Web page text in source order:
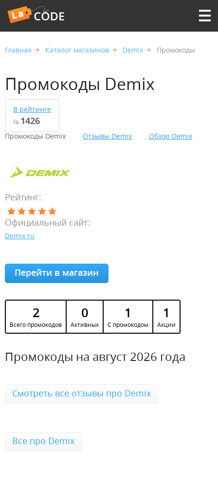
Главная Каталог магазинов Demix Промокоды
Промокоды Demix
В рейтинге
№ 1426
Промокоды Demix Отзывы Demix Обзор Demix
Рейтинг:
Официальный сайт:
Demix.ru
Перейти в магазин
2
Всего промокодов
0
Активных
1
С промокодом
1
Акции
Промокоды на август 2026 года
Смотреть все отзывы про Demix
Все про Demix